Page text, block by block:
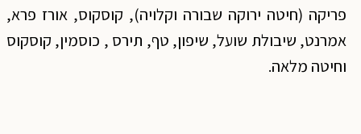
פריקה (חיטה ירוקה שבורה וקלויה), קוסקוס, אורז פרא,
אמרנט, שיבולת שועל, שיפון, טף, תירס , כוסמין, קוסקוס
וחיטה מלאה.